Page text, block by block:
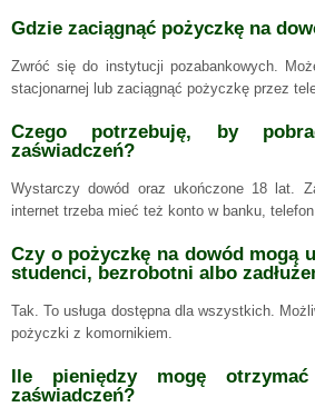
Gdzie zaciągnąć pożyczkę na
Zwróć się do instytucji pozabankowych.
stacjonarnej lub zaciągnąć pożyczkę przez
Czego potrzebuję, by
zaświadczeń?
Wystarczy dowód oraz ukończone 18 lat.
internet trzeba mieć też konto w banku,
Czy o pożyczkę na dowód mogą
studenci, bezrobotni albo
Tak. To usługa dostępna dla wszystkich.
pożyczki z komornikiem.
Ile pieniędzy mogę
zaświadczeń?